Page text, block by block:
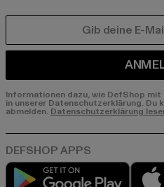
Informationen dazu, wie DefShop
in unserer Datenschutzerklärung.
abmelden.Datenschutzerklärung
Play